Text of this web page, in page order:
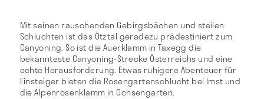
Mit seinen rauschenden Gebirgsbächen und steilen
Schluchten ist das Ötztal geradezu prädestiniert zum
Canyoning. So ist die Auerklamm in Taxegg die
bekannteste Canyoning-Strecke Österreichs und eine
echte Herausforderung. Etwas ruhigere Abenteuer für
Einsteiger bieten die Rosengartenschlucht bei Imst und
die Alpenrosenklamm in Ochsengarten.